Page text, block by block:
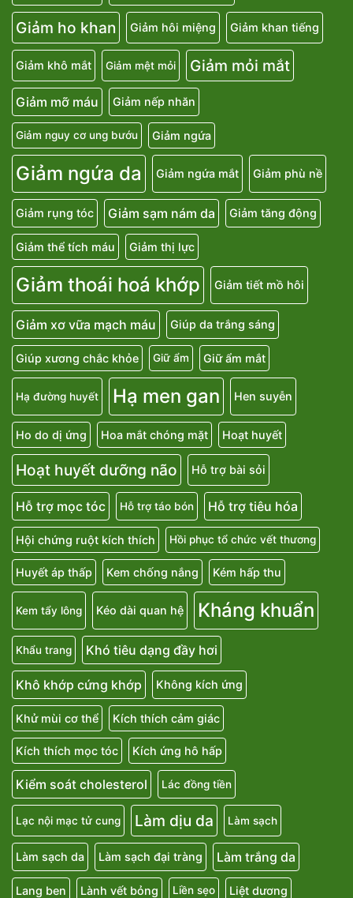
Giảm ho khan Giảm hôi miệng Giảm khan tiếng
Giảm khô mắt Giảm mệt mỏi Giảm mỏi mắt
Giảm mỡ máu Giảm nếp nhăn
Giảm nguy cơ ung bướu Giảm ngứa
Giảm ngứa da Giảm ngứa mắt Giảm phù nề
Giảm rụng tóc Giảm sạm nám da Giảm tăng động
Giảm thể tích máu Giảm thị lực
Giảm thoái hoá khớp Giảm tiết mồ hôi
Giảm xơ vữa mạch máu Giúp da trắng sáng
Giúp xương chắc khỏe Giữ ẩm Giữ ẩm mắt
Hạ đường huyết Hạ men gan Hen suyễn
Ho do dị ứng Hoa mắt chóng mặt Hoạt huyết
Hoạt huyết dưỡng não Hỗ trợ bài sỏi
Hỗ trợ mọc tóc Hỗ trợ táo bón Hỗ trợ tiêu hóa
Hội chứng ruột kích thích Hồi phục tổ chức vết thương
Huyết áp thấp Kem chống nắng Kém hấp thu
Kem tẩy lông Kéo dài quan hệ Kháng khuẩn
Khẩu trang Khó tiêu dạng đầy hơi
Khô khớp cứng khớp Không kích ứng
Khử mùi cơ thể Kích thích cảm giác
Kích thích mọc tóc Kích ứng hô hấp
Kiểm soát cholesterol Lác đồng tiền
Lạc nội mạc tử cung Làm dịu da Làm sạch
Làm sạch da Làm sạch đại tràng Làm trắng da
Lang ben Lành vết bỏng Liền sẹo Liệt dương